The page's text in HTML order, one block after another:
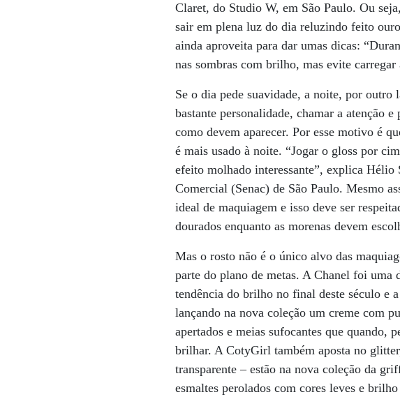
Claret, do Studio W, em São Paulo. Ou
sair em plena luz do dia reluzindo feito
ainda aproveita para dar umas dicas:
nas sombras com brilho, mas evite
Se o dia pede suavidade, a noite, por
bastante personalidade, chamar a atenção
como devem aparecer. Por esse motivo é
é mais usado à noite. “Jogar o gloss por
efeito molhado interessante”, explica
Comercial (Senac) de São Paulo. Mesmo
ideal de maquiagem e isso deve ser
dourados enquanto as morenas devem
Mas o rosto não é o único alvo das
parte do plano de metas. A Chanel foi uma
tendência do brilho no final deste século e
lançando na nova coleção um creme com
apertados e meias sufocantes que quando,
brilhar. A CotyGirl também aposta no
transparente – estão na nova coleção da
esmaltes perolados com cores leves e